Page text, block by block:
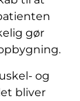
gør
og
bliver